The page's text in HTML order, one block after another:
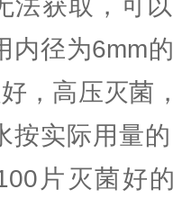
法获取，可
内径为6mm
，高压灭菌
按实际用量
片灭菌好